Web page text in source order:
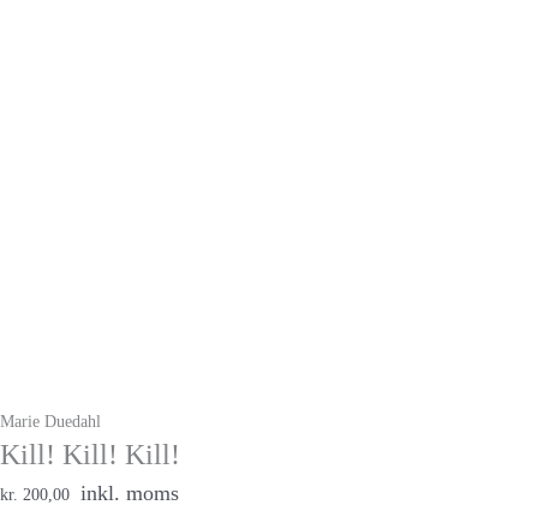
Marie Duedahl
Kill! Kill! Kill!
kr. 200,00 inkl. moms